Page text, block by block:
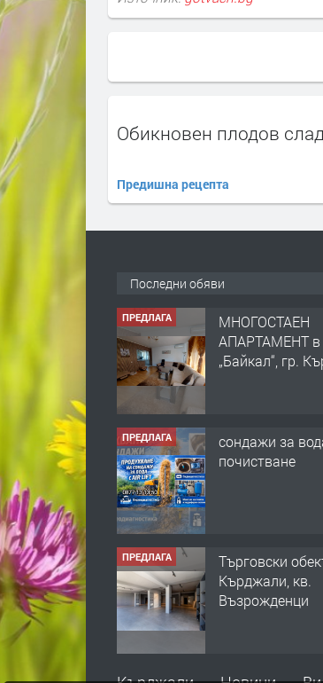
Обикновен плодов
Предишна рецепта
Последни обяви
ПРЕДЛАГА
МНОГОСТАЕН
АПАРТАМЕНТ в
„Байкал“, гр.
ПРЕДЛАГА
сондажи за
почистване
ПРЕДЛАГА
Tърговски
Кърджали, кв.
Възрожденци
ПРЕДЛАГА